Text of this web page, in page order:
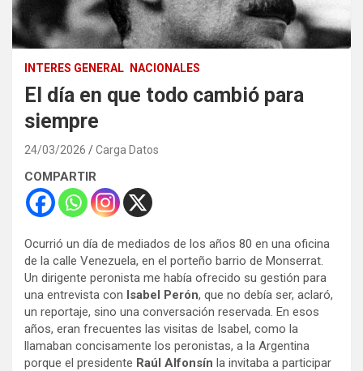
INTERES GENERAL NACIONALES
El día en que todo cambió para
siempre
24/03/2026 Carga Datos
COMPARTIR
Ocurrió un día de mediados de los años 80 en una oficina
de la calle Venezuela, en el porteño barrio de Monserrat.
Un dirigente peronista me había ofrecido su gestión para
una entrevista con Isabel Perón, que no debía ser, aclaró,
un reportaje, sino una conversación reservada. En esos
años, eran frecuentes las visitas de Isabel, como la
llamaban concisamente los peronistas, a la Argentina
porque el presidente Raúl Alfonsín la invitaba a participar